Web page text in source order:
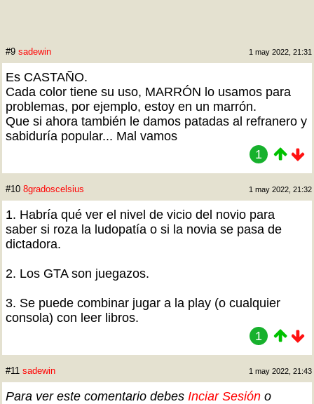
#9 sadewin 1 may 2022, 21:31
Es CASTAÑO.
Cada color tiene su uso, MARRÓN lo usamos para
problemas, por ejemplo, estoy en un marrón.
Que si ahora también le damos patadas al refranero y
sabiduría popular... Mal vamos
1
#10 8gradoscelsius 1 may 2022, 21:32
1. Habría qué ver el nivel de vicio del novio para
saber si roza la ludopatía o si la novia se pasa de
dictadora.
2. Los GTA son juegazos.
3. Se puede combinar jugar a la play (o cualquier
consola) con leer libros.
1
#11 sadewin 1 may 2022, 21:43
Para ver este comentario debes Inciar Sesión o